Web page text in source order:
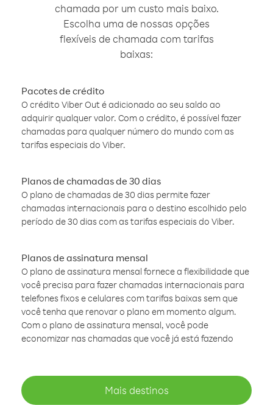
chamada por um custo mais baixo.
Escolha uma de nossas opções
flexíveis de chamada com tarifas
baixas:
Pacotes de crédito
O crédito Viber Out é adicionado ao seu saldo ao
adquirir qualquer valor. Com o crédito, é possível fazer
chamadas para qualquer número do mundo com as
tarifas especiais do Viber.
Planos de chamadas de 30 dias
O plano de chamadas de 30 dias permite fazer
chamadas internacionais para o destino escolhido pelo
período de 30 dias com as tarifas especiais do Viber.
Planos de assinatura mensal
O plano de assinatura mensal fornece a flexibilidade que
você precisa para fazer chamadas internacionais para
telefones fixos e celulares com tarifas baixas sem que
você tenha que renovar o plano em momento algum.
Com o plano de assinatura mensal, você pode
economizar nas chamadas que você já está fazendo
Mais destinos